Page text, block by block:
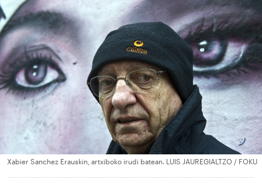
Xabier Sanchez Erauskin, artxiboko irudi batean. LUIS JAUREGIALTZO / FOKU